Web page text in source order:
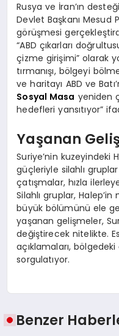
Rusya ve İran’ın
Devlet Başkanı Mesud
görüşmesi
“ABD çıkarları
çizme girişimi” olarak
tırmanışı, bölgeyi
ve haritayı ABD ve
Sosyal Masa yeniden
hedefleri yansıtıyor”
Yaşanan
Suriye’nin kuzeyindeki
güçleriyle silahlı
çatışmalar, hızla
Silahlı gruplar,
büyük bölümünü ele
yaşanan gelişmeler,
değiştirecek nitelikte.
açıklamaları,
sorgulatıyor.
Benzer